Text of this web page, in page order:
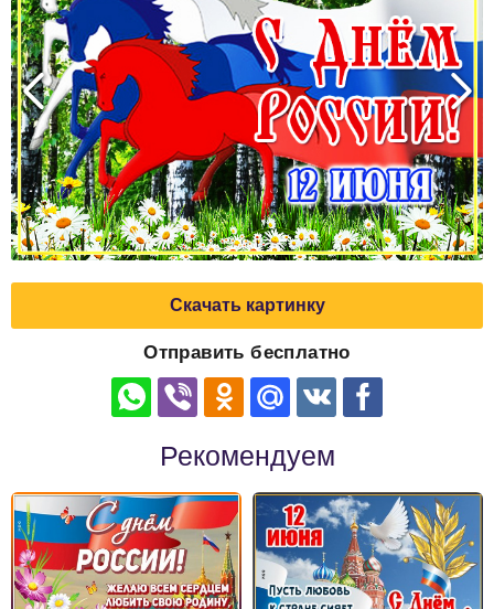
Скачать картинку
Отправить бесплатно
Рекомендуем